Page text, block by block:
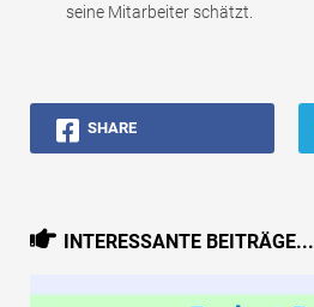
seine Mitarbeiter schätzt.
SHARE
INTERESSANTE BEITRÄGE...